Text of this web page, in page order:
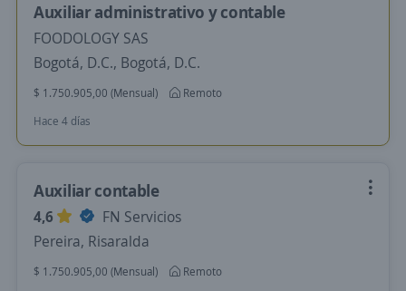
Auxiliar administrativo y contable
FOODOLOGY SAS
Bogotá, D.C., Bogotá, D.C.
$ 1.750.905,00 (Mensual)
Remoto
Hace 4 días
Auxiliar contable
4,6
FN Servicios
Pereira, Risaralda
$ 1.750.905,00 (Mensual)
Remoto